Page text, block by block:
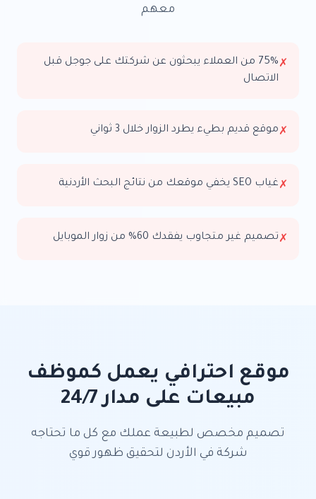
معهم
✗
75% من العملاء يبحثون عن شركتك على جوجل قبل
الاتصال
✗موقع قديم بطيء يطرد الزوار خلال 3 ثواني
✗غياب SEO يخفي موقعك من نتائج البحث الأردنية
✗تصميم غير متجاوب يفقدك 60% من زوار الموبايل
موقع احترافي يعمل كموظف
مبيعات على مدار 24/7
تصميم مخصص لطبيعة عملك مع كل ما تحتاجه
شركة في الأردن لتحقيق ظهور قوي